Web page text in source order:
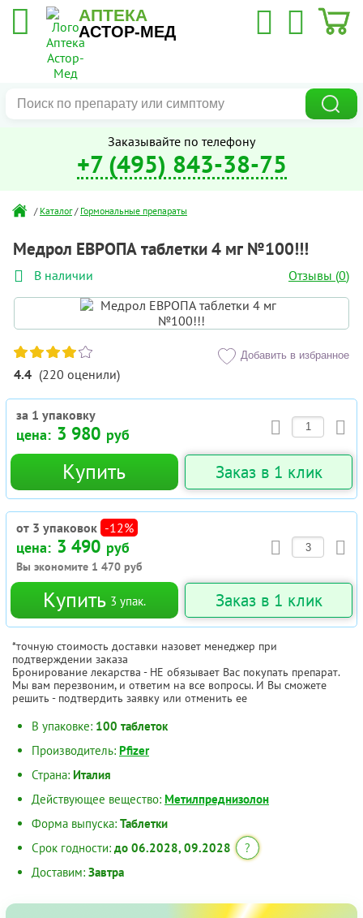
АПТЕКА
АСТОР-МЕД
Заказывайте по телефону
+7 (495) 843-38-75
/ Каталог / Гормональные препараты
Медрол ЕВРОПА таблетки 4 мг №100!!!
В наличии Отзывы (0)
4.4 (220 оценили)
Добавить в избранное
за 1 упаковку
цена: 3 980 руб
Купить Заказ в 1 клик
от 3 упаковок -12%
цена: 3 490 руб
Вы экономите 1 470 руб
Купить 3 упак. Заказ в 1 клик
*точную стоимость доставки назовет менеджер при
подтверждении заказа
Бронирование лекарства - НЕ обязывает Вас покупать препарат.
Мы вам перезвоним, и ответим на все вопросы. И Вы сможете
решить - подтвердить заявку или отменить ее
В упаковке: 100 таблеток
Производитель: Pfizer
Страна: Италия
Действующее вещество: Метилпреднизолон
Форма выпуска: Таблетки
Срок годности: до 06.2028, 09.2028
?
Доставим: Завтра